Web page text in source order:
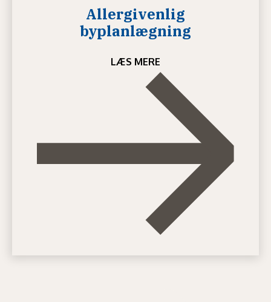
Allergivenlig
byplanlægning
LÆS MERE